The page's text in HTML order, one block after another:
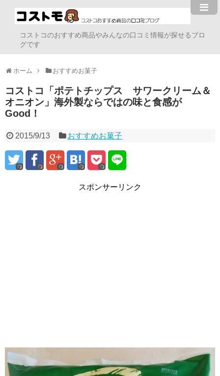
コストコのおすすめ商品やみんなの口コミ情報が探せるブロ
グです
ホーム おすすめお菓子
コストコ「ポテトチップス サワークリーム＆
オニオン」海外製ならではの味と食感が
Good！
2015/9/13 おすすめお菓子
スポンサーリンク